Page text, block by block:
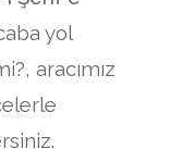
yol
aracımız